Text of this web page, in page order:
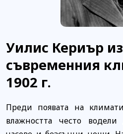
Уилис Кериър
съвременния
1902 г.
Преди появата на
влажността често